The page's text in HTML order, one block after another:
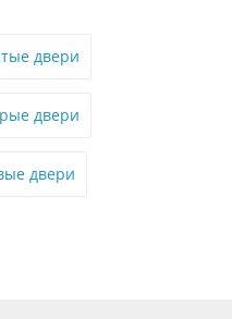
двери
двери
двери